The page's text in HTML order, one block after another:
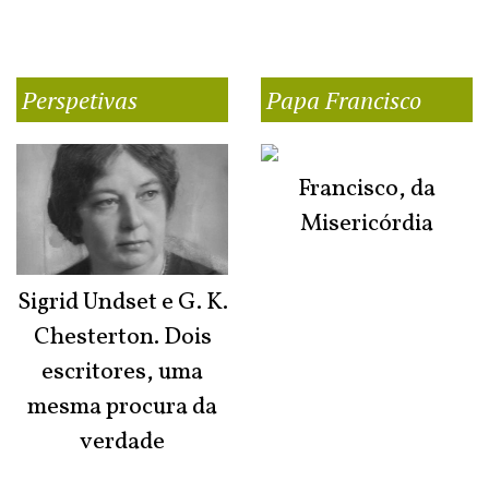
Perspetivas
Sigrid Undset e G. K.
Chesterton. Dois
escritores, uma
mesma procura da
verdade
Papa Francisco
Francisco, da
Misericórdia